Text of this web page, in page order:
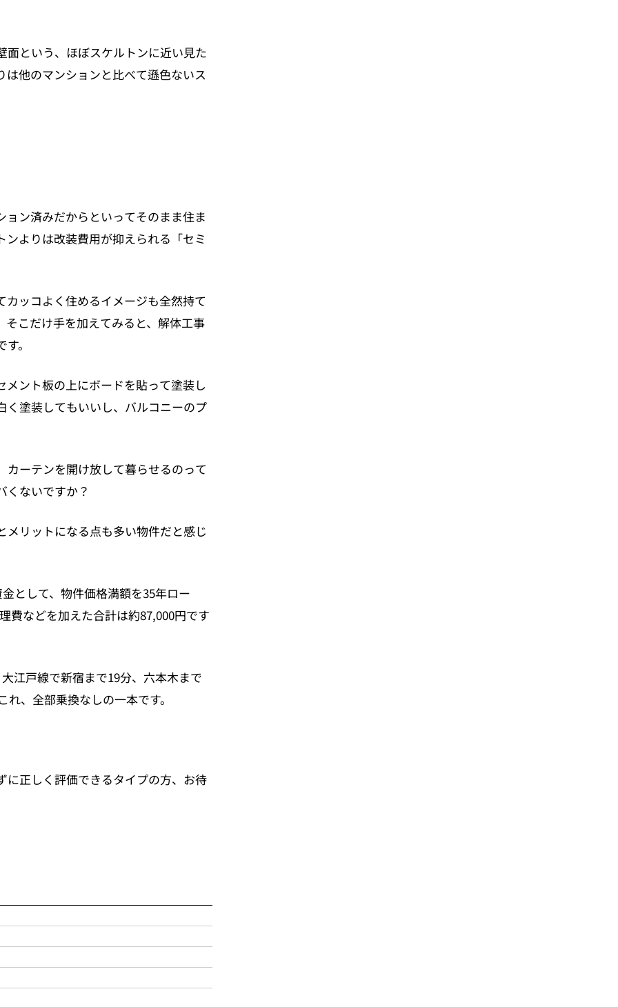
という、ほぼスケルトンに近い見た
他のマンションと比べて遜色ないス
ン済みだからといってそのまま住ま
よりは改装費用が抑えられる「セミ
ッコよく住めるイメージも全然持て
こだけ手を加えてみると、解体工事
。
ント板の上にボードを貼って塗装し
塗装してもいいし、バルコニーのプ
ーテンを開け放して暮らせるのって
くないですか？
リットになる点も多い物件だと感じ
として、物件価格満額を35年ロー
費などを加えた合計は約87,000円です
江戸線で新宿まで19分、六本木まで
、全部乗換なしの一本です。
正しく評価できるタイプの方、お待